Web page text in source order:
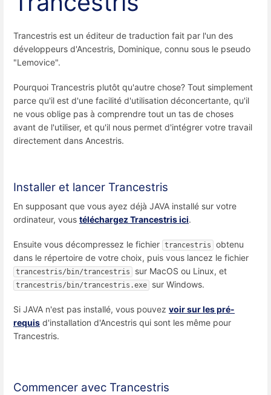
Trancestris est un éditeur de traduction fait par l'un des
développeurs d'Ancestris, Dominique, connu sous le pseudo
"Lemovice".
Pourquoi Trancestris plutôt qu'autre chose? Tout simplement
parce qu'il est d'une facilité d'utilisation déconcertante, qu'il
ne vous oblige pas à comprendre tout un tas de choses
avant de l'utiliser, et qu'il nous permet d'intégrer votre travail
directement dans Ancestris.
Installer et lancer Trancestris
En supposant que vous ayez déjà JAVA installé sur votre
ordinateur, vous téléchargez Trancestris ici.
Ensuite vous décompressez le fichier trancestris
obtenu
dans le répertoire de votre choix, puis vous lancez le fichier
trancestris/bin/trancestris sur MacOS ou Linux, et
trancestris/bin/trancestris.exe sur Windows.
Si JAVA n'est pas installé, vous pouvez voir sur les pré-
requis d'installation d'Ancestris qui sont les même pour
Trancestris.
Commencer avec Trancestris